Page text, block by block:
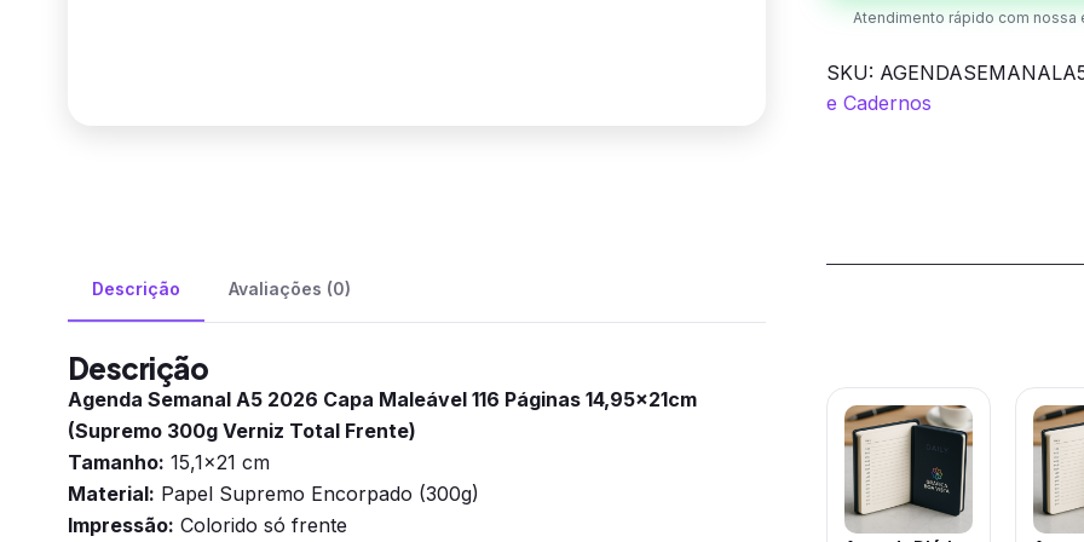
Atendimento rápido com nossa
SKU:
e Cadernos
Descrição Avaliações (0)
Descrição
Agenda Semanal A5 2026 Capa Maleável 116 Páginas 14,95x21cm
(Supremo 300g Verniz Total Frente)
Tamanho: 15,1×21 cm
Material: Papel Supremo Encorpado (300g)
Impressão: Colorido só frente
Este
produto
tem
várias
Este
tem